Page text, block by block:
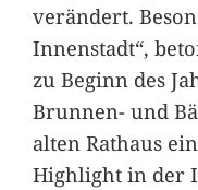
verändert.
Innenstadt“,
zu Beginn des
Brunnen- und
alten Rathaus
Highlight in der